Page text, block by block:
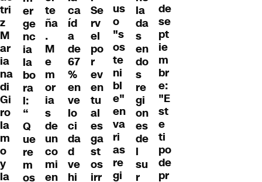
tri
z
M
ar
ia
na
di
Gi
ro
la
m
o
y
la
er
ge
nc
ia
la
bo
ra
l:
“
Q
ue
re
m
os
te
ña
.
M
e
m
or
ia
s
de
un
co
mi
en
ca
íd
a
de
67
%
en
ve
lo
ci
da
d
ve
hi
Se
rv
el
po
r
ev
en
tu
al
es
ga
st
os
irr
us
o
"s
os
te
ni
bl
e"
en
va
ri
as
re
gi
la
da
s
en
do
s
re
gi
on
es
de
l
su
r
de
se
pt
ie
m
br
e:
"E
st
e
ti
po
de
pr